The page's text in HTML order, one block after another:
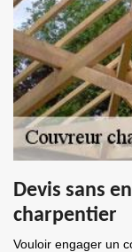
Devis sans
charpentier
Vouloir engager un